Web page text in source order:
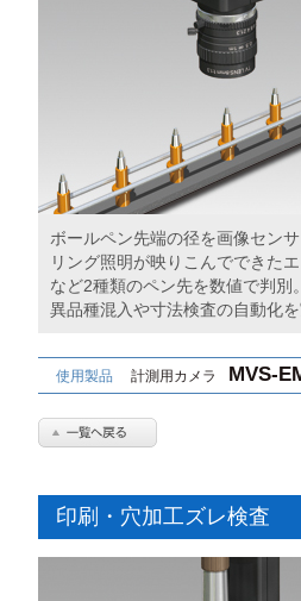
ボールペン先端の径を画像セン
リング照明が映りこんでできた
など2種類のペン先を数値で判別
異品種混入や寸法検査の自動化
使用製品 計測用カメラ MVS-
印刷・穴加工ズレ検査